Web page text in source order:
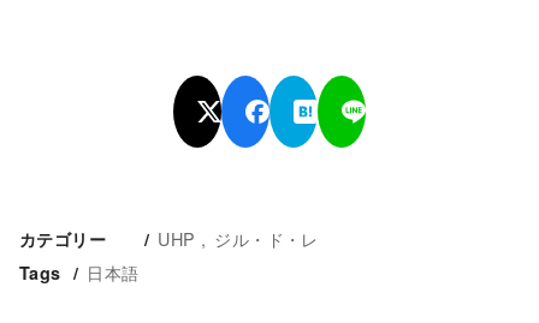
カテゴリー UHP ジル・ド・レ
Tags 日本語